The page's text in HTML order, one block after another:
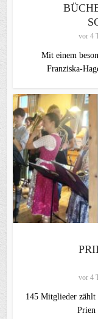
vor 4
Mit einem
Franziska-
vor 4
145 Mitglieder zählt
Prien